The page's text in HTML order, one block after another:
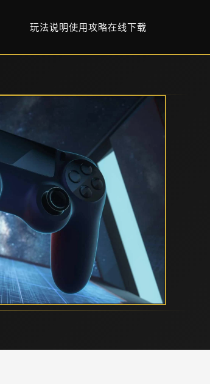
玩法说明使用攻略在线下载